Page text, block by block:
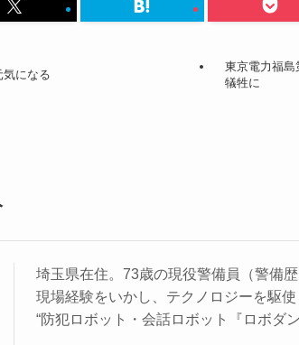
気になる
東京電力福
犠牲に
埼玉県在住。73歳の現役警備員（警備歴
現場経験をいかし、テクノロジーを駆使
“防犯ロボット・会話ロボット『ロボダ